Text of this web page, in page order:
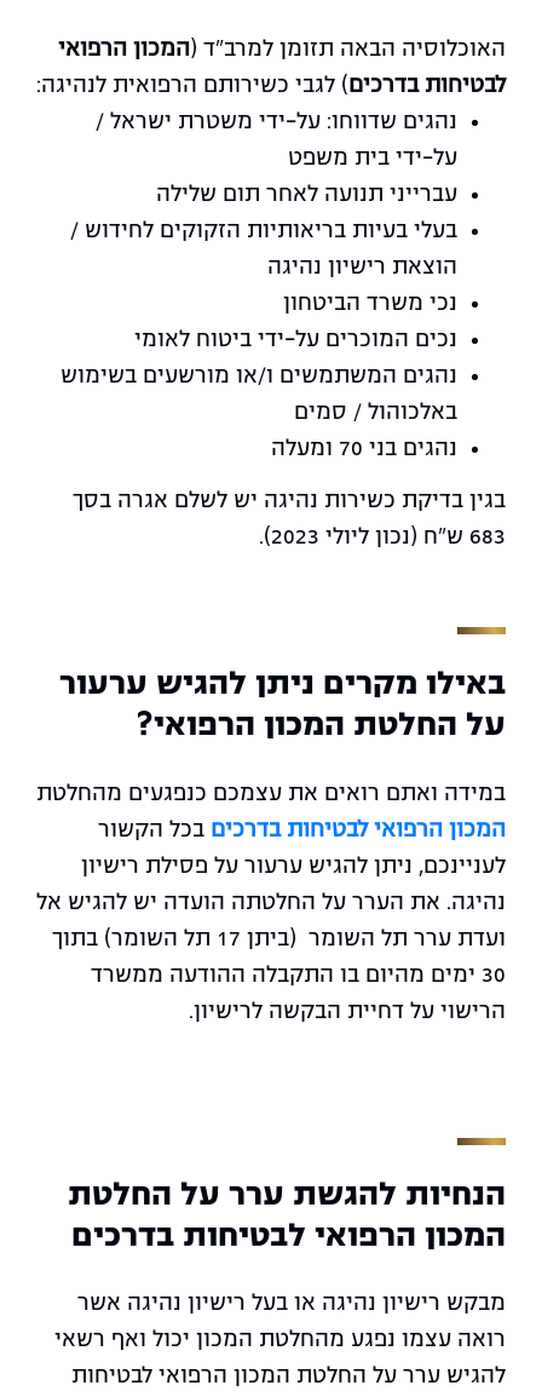
האוכלוסיה הבאה תזומן למרב"ד (המכון הרפואי
לבטיחות בדרכים) לגבי כשירותם הרפואית לנהיגה:
נהגים שדווחו: על-ידי משטרת ישראל /
על-ידי בית משפט
עברייני תנועה לאחר תום שלילה
בעלי בעיות בריאותיות הזקוקים לחידוש /
הוצאת רישיון נהיגה
נכי משרד הביטחון
נכים המוכרים על-ידי ביטוח לאומי
נהגים המשתמשים ו/או מורשעים בשימוש
באלכוהול / סמים
נהגים בני 70 ומעלה
בגין בדיקת כשירות נהיגה יש לשלם אגרה בסך
683 ש"ח (נכון ליולי 2023).
באילו מקרים ניתן להגיש ערעור
על החלטת המכון הרפואי?
במידה ואתם רואים את עצמכם כנפגעים מהחלטת
המכון הרפואי לבטיחות בדרכים בכל הקשור
לעניינכם, ניתן להגיש ערעור על פסילת רישיון
נהיגה. את הערר על החלטתה הועדה יש להגיש אל
ועדת ערר תל השומר (ביתן 17 תל השומר) בתוך
30 ימים מהיום בו התקבלה ההודעה ממשרד
הרישוי על דחיית הבקשה לרישיון.
הנחיות להגשת ערר על החלטת
המכון הרפואי לבטיחות בדרכים
מבקש רישיון נהיגה או בעל רישיון נהיגה אשר
רואה עצמו נפגע מהחלטת המכון יכול ואף רשאי
להגיש ערר על החלטת המכון הרפואי לבטיחות